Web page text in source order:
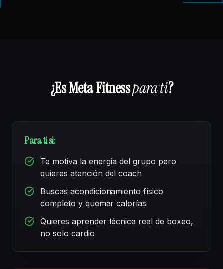
¿Es Meta Fitnesspara ti?
Para ti si:
Te motiva la energía del grupo pero
quieres atención del coach
Buscas acondicionamiento físico
completo y quemar calorías
Quieres aprender técnica real de boxeo,
no solo cardio